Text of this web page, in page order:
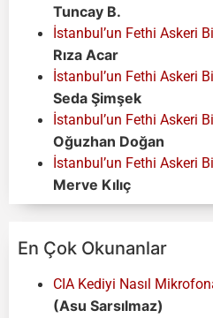
Tuncay B.
İstanbul’un Fethi Askeri
Rıza Acar
İstanbul’un Fethi Askeri
Seda Şimşek
İstanbul’un Fethi Askeri
Oğuzhan Doğan
İstanbul’un Fethi Askeri
Merve Kılıç
En Çok Okunanlar
CIA Kediyi Nasıl
(Asu Sarsılmaz)